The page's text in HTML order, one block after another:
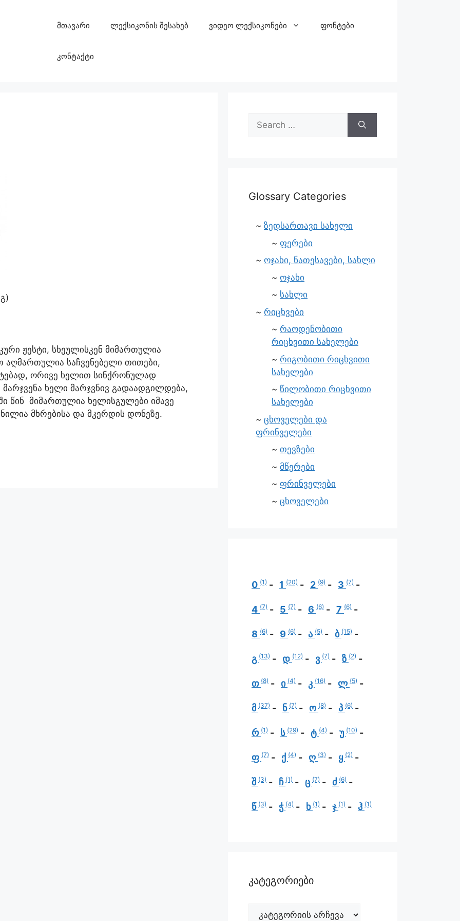
მთავარი ლექსიკონის შესახებ ვიდეო ლექსიკონები ფონტები
კონტაქტი
ჟესტი, სხეულისკენ მიმართულია
საჩვენებელი თითები,
ორივე ხელით სინქრონულად
ხელი მარჯვნივ გადაადგილდება,
წინ მიმართულია ხელისგულები იმავე
მხრებისა და მკერდის დონეზე.
Glossary Categories
ზედსართავი სახელი
ფერები
ოჯახი, ნათესავები, სახლი
ოჯახი
სახლი
რიცხვები
რაოდენობითი
რიცხვითი სახელები
რიგობითი რიცხვითი
სახელები
წილობითი რიცხვითი
სახელები
ცხოველები და
ფრინველები
თევზები
მწერები
ფრინველები
ცხოველები
0 (1) 1 (20) 2 (9) 3 (7)
4 (7) 5 (7) 6 (6) 7 (6)
8 (6) 9 (6) ა (5) ბ (15)
გ (13) დ (12) ვ (7) ზ (2)
თ (8) ი (4) კ (16) ლ (5)
მ (37) ნ (7) ო (8) პ (6)
რ (1) ს (29) ტ (4) უ (10)
ფ (7) ქ (4) ღ (3) ყ (2)
შ (3) ჩ (1) ც (7) ძ (6)
წ (3) ჭ (4) ხ (1) ჯ (1) ჰ (1)
კატეგორიები